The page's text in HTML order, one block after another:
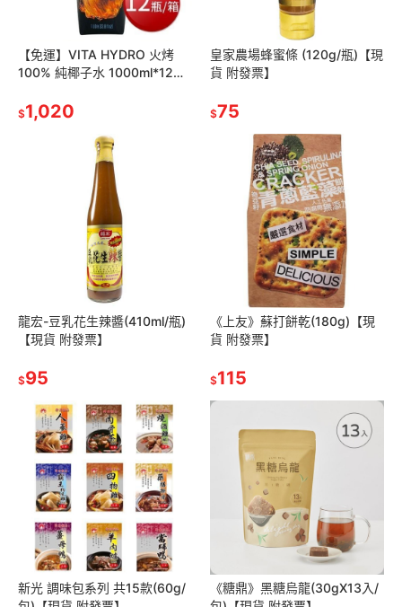
【免運】VITA HYDRO 火烤
100% 純椰子水 1000ml*12瓶/
$1,020
皇家農場蜂蜜條 (120g/瓶)【現
貨 附發票】
$75
龍宏-豆乳花生辣醬(410ml/瓶)
【現貨 附發票】
$95
《上友》蘇打餅乾(180g)【現
貨 附發票】
$115
新光 調味包系列 共15款(60g/
《糖鼎》黑糖烏龍(30gX13入/